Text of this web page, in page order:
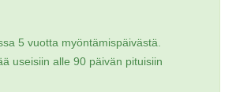
5 vuotta myöntämispäivästä.
useisiin alle 90 päivän pituisiin